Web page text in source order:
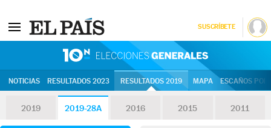
SUSCRÍBETE
NOTICIAS RESULTADOS 2023 RESULTADOS 2019 MAPA ESCAÑOS
2019 2019-28A 2016 2015 2011